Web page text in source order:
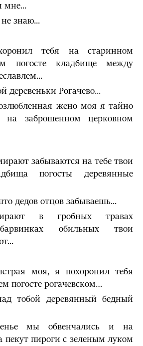
мне...
знаю...
тебя на старинном
погосте кладбище между
деревеньки Рогачево...
жено моя я тайно
на заброшенном церковном
забываются на тебе твои
погосты деревянные
дедов отцов забываешь...
в гробных травах
обильных твои
моя, я похоронил тебя
погосте рогачевском…
тобой деревянный бедный
мы обвенчались и на
пекут пироги с зеленым луком